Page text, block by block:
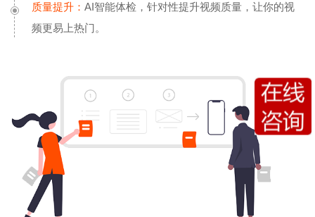
质量提升： AI智能体检，针对性提升视频质量，让你的视
频更易上热门。